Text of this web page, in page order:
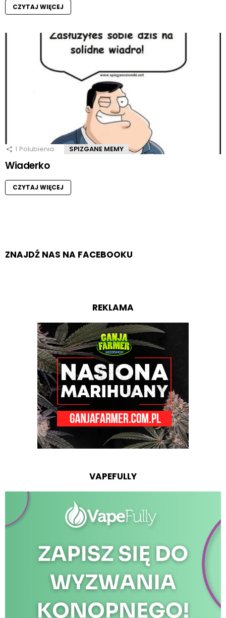
CZYTAJ WIĘCEJ
1 Polubienia SPIZGANE MEMY
Wiaderko
CZYTAJ WIĘCEJ
ZNAJDŹ NAS NA FACEBOOKU
REKLAMA
VAPEFULLY